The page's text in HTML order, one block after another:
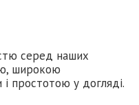
серед наших
широкою
простотою у догляді.